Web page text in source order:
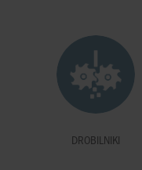
DROBILNIKI